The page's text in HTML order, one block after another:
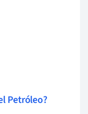
Petróleo?